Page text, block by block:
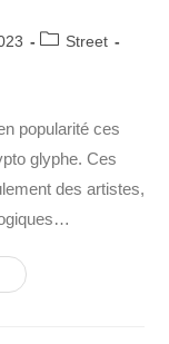
Street
popularité ces
glyphe. Ces
des artistes,